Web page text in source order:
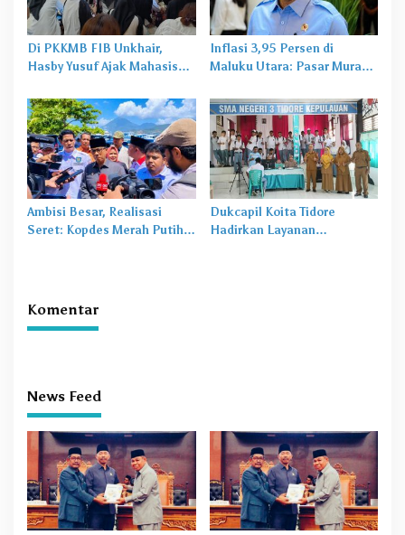
Di PKKMB FIB Unkhair,
Hasby Yusuf Ajak Mahasiswa
Budaya dan Literasi
Inflasi 3,95 Persen di
Maluku Utara: Pasar Murah
Masalah Baru
Ambisi Besar, Realisasi
Seret: Kopdes Merah Putih
Dukcapil Koita Tidore
Hadirkan Layanan
Komentar
News Feed